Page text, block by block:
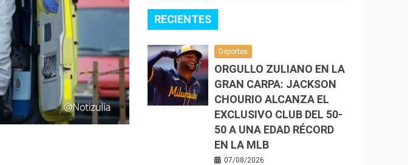
RECIENTES
Deportes
ORGULLO ZULIANO EN LA
GRAN CARPA: JACKSON
CHOURIO ALCANZA EL
EXCLUSIVO CLUB DEL 50-
50 A UNA EDAD RÉCORD
EN LA MLB
07/08/2026